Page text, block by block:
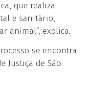
que realiza
e sanitário,
animal”, explica.
se encontra
Justiça de São